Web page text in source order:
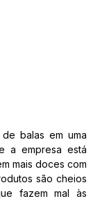
balas em uma
a empresa está
mais doces com
são cheios
fazem mal às